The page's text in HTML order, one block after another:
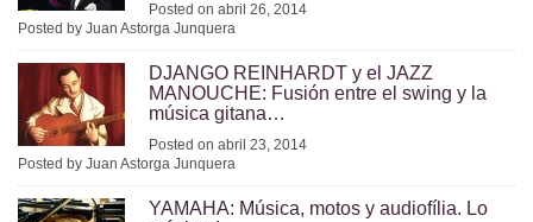
Posted on abril 26, 2014
Posted by Juan Astorga Junquera
DJANGO REINHARDT y el JAZZ
MANOUCHE: Fusión entre el swing y la
música gitana…
Posted on abril 23, 2014
Posted by Juan Astorga Junquera
YAMAHA: Música, motos y audiofília. Lo